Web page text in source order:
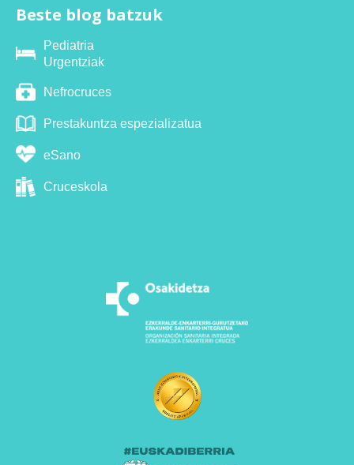
Beste blog batzuk
Pediatria
Urgentziak
Nefrocruces
Prestakuntza espezializatua
eSano
Cruceskola